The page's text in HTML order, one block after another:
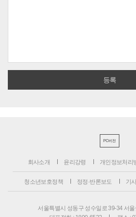
PC버전
회사소개 윤리강령 개인정보처리
청소년보호정책 정정·반론보도 기
서울특별시 성동구 성수일로 39-34 서